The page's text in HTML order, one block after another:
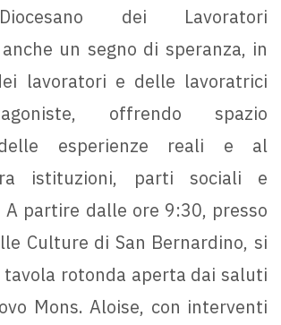
dei Lavoratori
un segno di speranza, in
lavoratori e delle lavoratrici
offrendo spazio
delle esperienze reali e al
istituzioni, parti sociali e
partire dalle ore 9:30, presso
Culture di San Bernardino, si
tavola rotonda aperta dai saluti
Mons. Aloise, con interventi